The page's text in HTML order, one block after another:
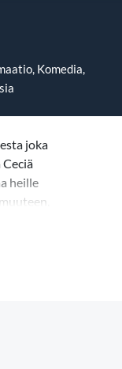
Komedia,
joka
heille
silloin
ja
hän